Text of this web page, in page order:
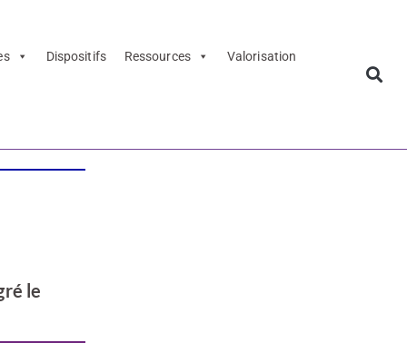
Dispositifs Ressources Valorisation
le